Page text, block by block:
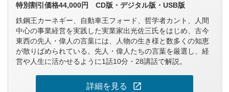
特別割引価格44,000円 CD版・デジタル版・USB版
鉄鋼王カーネギー、自動車王フォード、哲学者カント、人間
中心の事業経営を実践した実業家出光佐三氏をはじめ、古今
東西の先人・偉人の言葉には、人物の生き様と数多くの知恵
が散りばめられている。先人・偉人たちの言葉を厳選し、経
営や人生に活かせるように1話10分・28講話で解説。
詳細を見る open_in_new